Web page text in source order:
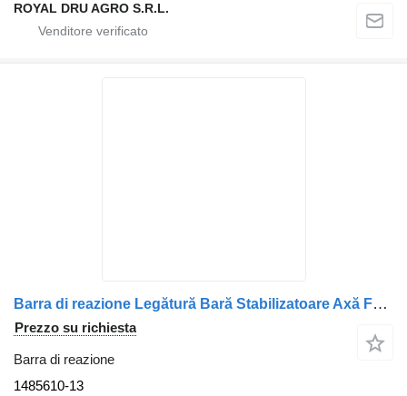
ROYAL DRU AGRO S.R.L.
Barra di reazione Legătură Bară Stabilizatoare Axă Față 1485610-13 per camion Scania 14729/3770
Prezzo su richiesta
Barra di reazione
1485610-13